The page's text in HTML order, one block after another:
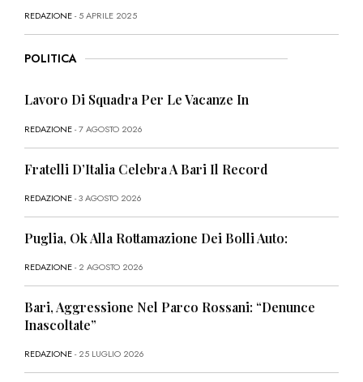
REDAZIONE- 5 APRILE 2025
POLITICA
Lavoro Di Squadra Per Le Vacanze In
REDAZIONE- 7 AGOSTO 2026
Fratelli D’Italia Celebra A Bari Il Record
REDAZIONE- 3 AGOSTO 2026
Puglia, Ok Alla Rottamazione Dei Bolli Auto:
REDAZIONE- 2 AGOSTO 2026
Bari, Aggressione Nel Parco Rossani: “Denunce
Inascoltate”
REDAZIONE- 25 LUGLIO 2026